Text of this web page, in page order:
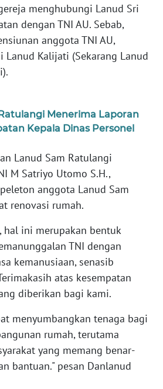
menghubungi Lanud Sri
dengan TNI AU. Sebab,
anggota TNI AU,
Lanud Kalijati (Sekarang Lanud
Menerima Laporan
Kepala Dinas Personel
Lanud Sam Ratulangi
M Satriyo Utomo S.H.,
anggota Lanud Sam
renovasi rumah.
hal ini merupakan bentuk
TNI dengan
kemanusiaan, senasib
atas kesempatan
diberikan bagi kami.
menyumbangkan tenaga bagi
rumah, terutama
yang memang benar-
bantuan." pesan Danlanud